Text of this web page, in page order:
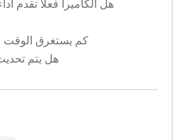
هل الكاميرا فعلاً تقدم
كم يستغرق الوقت
هل يتم